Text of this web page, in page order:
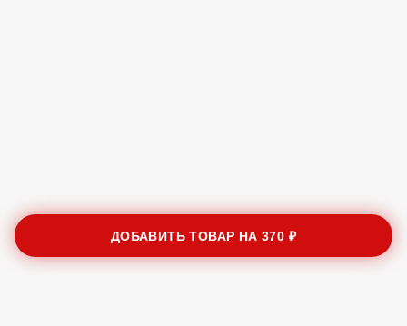
ДОБАВИТЬ ТОВАР НА370 ₽